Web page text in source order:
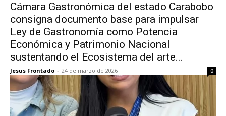
Cámara Gastronómica del estado Carabobo
consigna documento base para impulsar
Ley de Gastronomía como Potencia
Económica y Patrimonio Nacional
sustentando el Ecosistema del arte...
Jesus Frontado - 24 de marzo de 2026 0